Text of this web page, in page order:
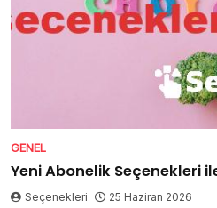
GENEL
Yeni Abonelik Seçenekleri
Seçenekleri 25 Haziran 2026